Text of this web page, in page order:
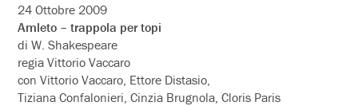
24 Ottobre 2009
Amleto – trappola per topi
di W. Shakespeare
regia Vittorio Vaccaro
con Vittorio Vaccaro, Ettore Distasio,
Tiziana Confalonieri, Cinzia Brugnola, Cloris Paris